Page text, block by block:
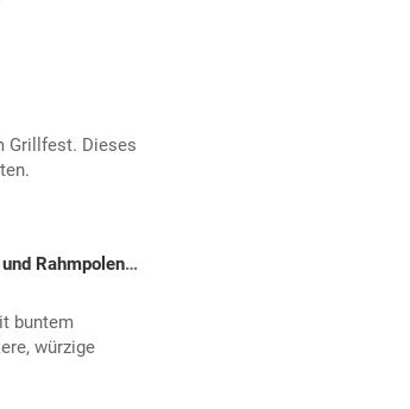
Grillfest. Dieses
Gebratene Lammkeule mit buntem Gemüse und Rahmpolenta
buntem
würzige